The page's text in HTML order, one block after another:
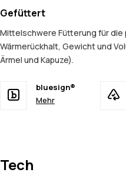
Gefüttert
Mittelschwere Fütterung für
Wärmerückhalt, Gewicht und
Ärmel und Kapuze).
bluesign®
Mehr
Tech